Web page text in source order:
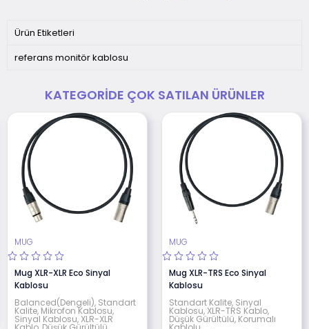
Ürün Etiketleri
referans monitör kablosu
KATEGORIDE ÇOK SATILAN ÜRÜNLER
MUG
Mug XLR-XLR Eco Sinyal
Kablosu
Balanced(Dengeli), Standart
Kalite, Mikrofon Kablosu,
Sinyal Kablosu, XLR-XLR
MUG
Mug XLR-TRS Eco Sinyal
Kablosu
Standart Kalite, Sinyal
Kablosu, XLR-TRS Kablo,
Düşük Gürültülü, Korumalı